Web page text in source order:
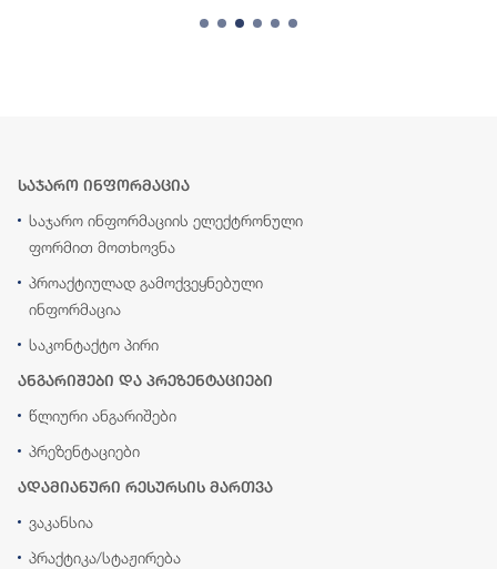
საჯარო ინფორმაცია
საჯარო ინფორმაციის ელექტრონული
ფორმით მოთხოვნა
პროაქტიულად გამოქვეყნებული
ინფორმაცია
საკონტაქტო პირი
ანგარიშები და პრეზენტაციები
წლიური ანგარიშები
პრეზენტაციები
ადამიანური რესურსის მართვა
ვაკანსია
პრაქტიკა/სტაჟირება